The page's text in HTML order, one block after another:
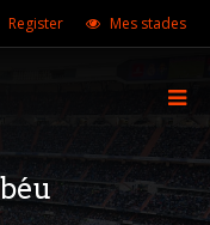
Register Mes stades